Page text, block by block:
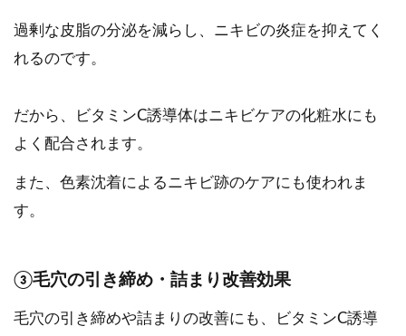
過剰な皮脂の分泌を減らし、ニキビの炎症を抑えてく
れるのです。
だから、ビタミンC誘導体はニキビケアの化粧水にも
よく配合されます。
また、色素沈着によるニキビ跡のケアにも使われま
す。
③毛穴の引き締め・詰まり改善効果
毛穴の引き締めや詰まりの改善にも、ビタミンC誘導